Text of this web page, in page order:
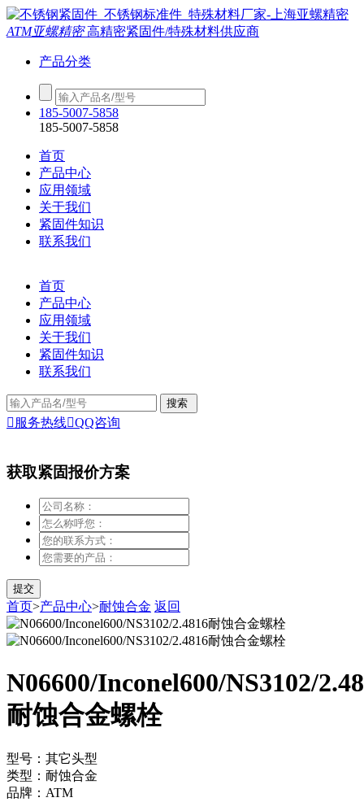
ATM亚螺精密高精密紧固件/特殊材料供应商
产品分类
185-5007-5858
185-5007-5858
首页
产品中心
应用领域
关于我们
紧固件知识
联系我们
首页
产品中心
应用领域
关于我们
紧固件知识
联系我们
 服务热线QQ咨询
获取紧固报价方案
首页>产品中心>耐蚀合金 返回
N06600/Inconel600/NS3102/
耐蚀合金螺栓
型号：其它头型
类型：耐蚀合金
品牌：ATM